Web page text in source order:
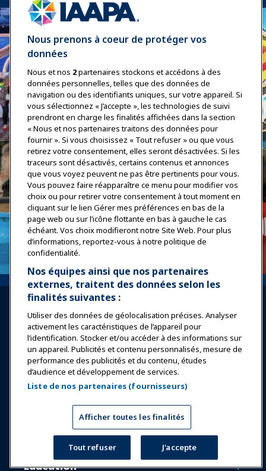
Se connecter Rejoindre maintenant
Récompenses Carrières
Nouvelles & Funworld
Éducation
Nous prenons à coeur de protéger vos
données
Nous et nos 2partenaires stockons et accédons à des
données personnelles, telles que des données de
navigation ou des identifiants uniques, sur votre appareil. Si
vous sélectionnez « J’accepte », les technologies de suivi
prendront en charge les finalités affichées dans la section
« Nous et nos partenaires traitons des données pour
fournir ». Si vous choisissez « Tout refuser » ou que vous
retirez votre consentement, elles seront désactivées. Si les
traceurs sont désactivés, certains contenus et annonces
que vous voyez peuvent ne pas être pertinents pour vous.
Vous pouvez faire réapparaître ce menu pour modifier vos
choix ou pour retirer votre consentement à tout moment en
cliquant sur le lien Gérer mes préférences en bas de la
page web ou sur l’icône flottante en bas à gauche le cas
échéant. Vos choix modifieront notre Site Web. Pour plus
d’informations, reportez-vous à notre politique de
confidentialité.
Nos équipes ainsi que nos partenaires
externes, traitent des données selon les
finalités suivantes :
Utiliser des données de géolocalisation précises. Analyser
activement les caractéristiques de l’appareil pour
l’identification. Stocker et/ou accéder à des informations sur
un appareil. Publicités et contenu personnalisés, mesure de
performance des publicités et du contenu, études
d’audience et développement de services.
Liste de nos partenaires (fournisseurs)
Afficher toutes les finalités
Tout refuser J'accepte